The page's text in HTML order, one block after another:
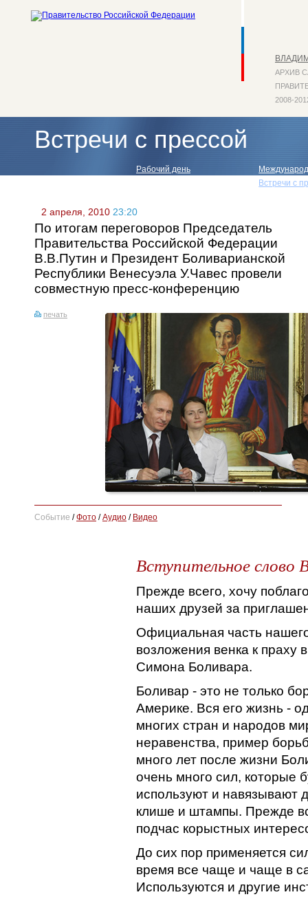
АРХИВ
2008-
Встречи с прессой
Рабочий день
Встречи с
2 апреля, 2010 23:20
По итогам переговоров Председатель
Правительства Российской Федерации
В.В.Путин и Президент Боливарианской
Республики Венесуэла У.Чавес провели
совместную пресс-конференцию
печать
Событие /Фото /Аудио / Видео
Вступительное слово
Прежде всего, хочу
наших друзей за
Официальная часть
возложения венка к
Симона Боливара.
Боливар - это не только
Америке. Вся его жизнь -
многих стран и народов
неравенства, пример
много лет после жизни
очень много сил, которые
используют и навязывают
клише и штампы. Прежде
подчас корыстных
До сих пор применяется
время все чаще и чаще в
Используются и другие